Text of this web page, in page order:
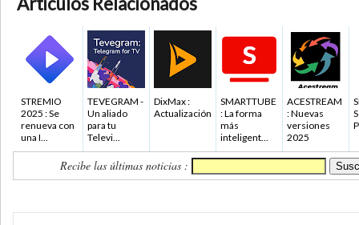
STREMIO
2025 : Se
renueva con
una I...
TEVEGRAM -
Un aliado
para tu
Televi...
DixMax :
Actualización
SMARTTUBE
: La forma
más
inteligent...
ACESTREAM
: Nuevas
versiones
2025
Recibe las últimas noticias :